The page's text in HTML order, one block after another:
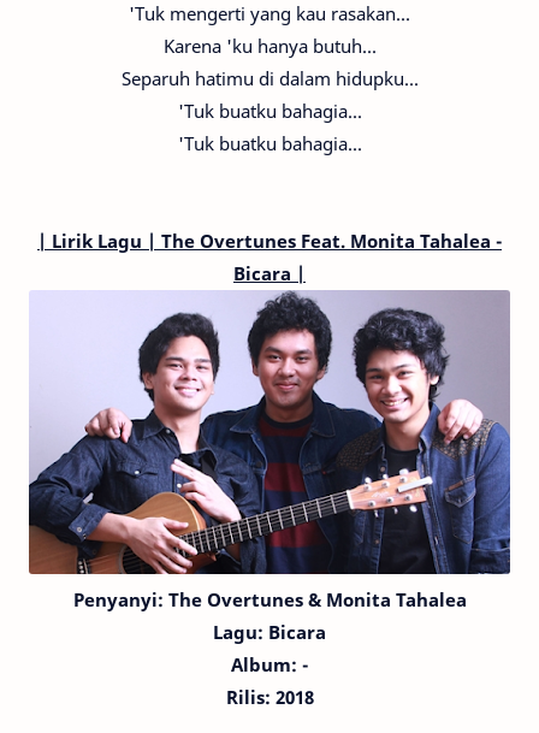
'Tuk mengerti yang kau rasakan...
Karena 'ku hanya butuh...
Separuh hatimu di dalam hidupku...
'Tuk buatku bahagia...
'Tuk buatku bahagia...
| Lirik Lagu | The Overtunes Feat. Monita Tahalea -
Bicara |
Penyanyi: The Overtunes & Monita Tahalea
Lagu: Bicara
Album: -
Rilis: 2018